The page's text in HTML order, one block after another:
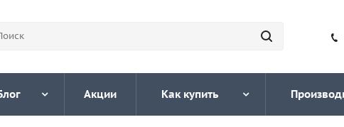
Акции Как купить